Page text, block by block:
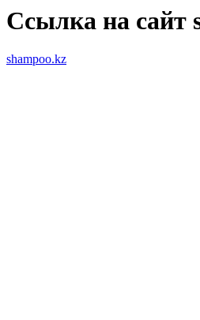
Ссылка на сайт
shampoo.kz